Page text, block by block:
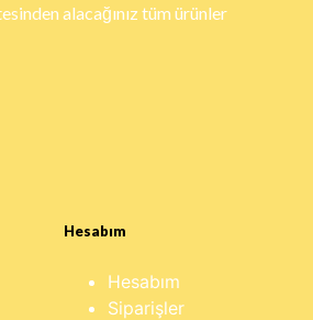
alacağınız tüm ürünler
Hesabım
Hesabım
Siparişler